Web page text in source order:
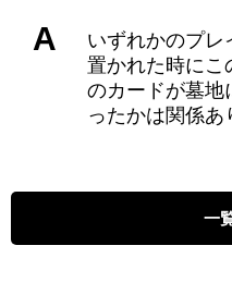
A
いずれかのプレ
置かれた時にこ
のカードが墓地
ったかは関係あ
一